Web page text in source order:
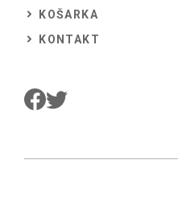
KOŠARKA
KONTAKT